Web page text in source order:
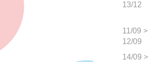
13/12
11/09 >
12/09
14/09 >